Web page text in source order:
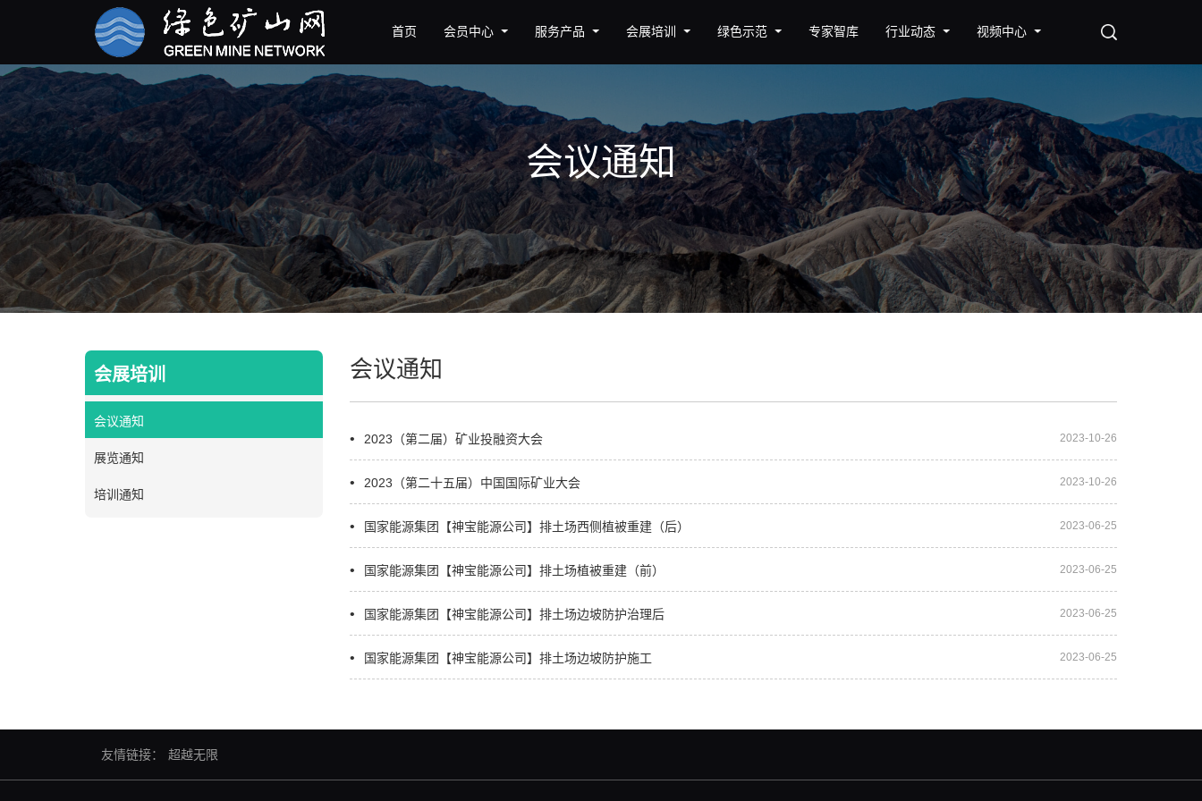
首页 会员中心 服务产品 会展培训 绿色示范 专家智库 行业动态 视频中心
会议通知
会展培训
会议通知
展览通知
培训通知
会议通知
2023（第二届）矿业投融资大会 2023-10-26
2023（第二十五届）中国国际矿业大会 2023-10-26
国家能源集团【神宝能源公司】排土场西侧植被重建（后） 2023-06-25
国家能源集团【神宝能源公司】排土场植被重建（前） 2023-06-25
国家能源集团【神宝能源公司】排土场边坡防护治理后 2023-06-25
国家能源集团【神宝能源公司】排土场边坡防护施工 2023-06-25
友情链接： 超越无限